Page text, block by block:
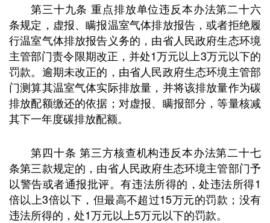
第三十九条 重点排放单位违反本办法第二十六
条规定，虚报、瞒报温室气体排放报告，或者拒绝履
行温室气体排放报告义务的，由省人民政府生态环境
主管部门责令限期改正，并处1万元以上3万元以下的
罚款。逾期未改正的，由省人民政府生态环境主管部
门测算其温室气体实际排放量，并将该排放量作为碳
排放配额缴还的依据；对虚报、瞒报部分，等量核减
其下一年度碳排放配额。
第四十条 第三方核查机构违反本办法第二十七
条第三款规定的，由省人民政府生态环境主管部门予
以警告或者通报批评。有违法所得的，处违法所得1
倍以上3倍以下，但最高不超过15万元的罚款；没有
违法所得的，处1万元以上5万元以下的罚款。